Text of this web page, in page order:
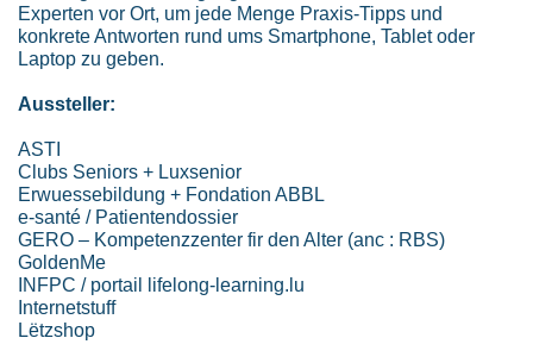
Experten vor Ort, um jede Menge Praxis-Tipps und
konkrete Antworten rund ums Smartphone, Tablet oder
Laptop zu geben.
Aussteller:
ASTI
Clubs Seniors + Luxsenior
Erwuessebildung + Fondation ABBL
e-santé / Patientendossier
GERO – Kompetenzzenter fir den Alter (anc : RBS)
GoldenMe
INFPC / portail lifelong-learning.lu
Internetstuff
Lëtzshop